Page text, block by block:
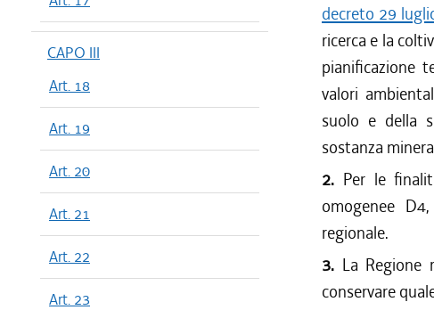
CAPO III
Art. 18
Art. 19
Art. 20
Art. 21
Art. 22
Art. 23
decreto 29
ricerca e la
pianificazione
valori
suolo e della
sostanza
2. Per le
omogenee
regionale.
3. La Regione
conservare